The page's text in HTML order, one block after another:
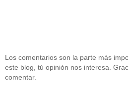
Los comentarios son la parte más
este blog, tú opinión nos interesa.
comentar.